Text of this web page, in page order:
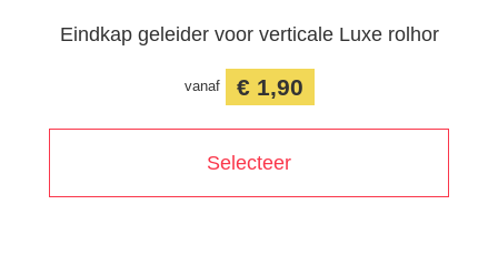
Eindkap geleider voor verticale Luxe rolhor
vanaf € 1,90
Selecteer